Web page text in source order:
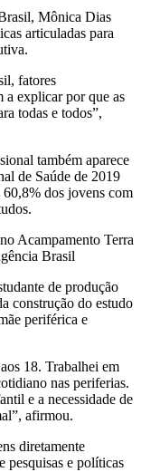
Mônica Dias
articuladas para
fatores
a explicar por que as
todas e todos”,
também aparece
de Saúde de 2019
60,8% dos jovens com
Acampamento Terra
Brasil
de produção
construção do estudo
periférica e
18. Trabalhei em
nas periferias.
e a necessidade de
afirmou.
diretamente
pesquisas e políticas